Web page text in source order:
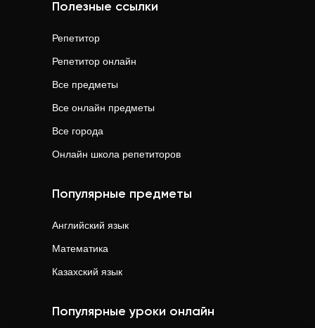
Полезные ссылки
Репетитор
Репетитор онлайн
Все предметы
Все онлайн предметы
Все города
Онлайн школа репетиторов
Популярные предметы
Английский язык
Математика
Казахский язык
Популярные уроки онлайн